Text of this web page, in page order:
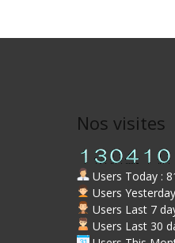
Nos visites
Users Today :
Users
Users Last 7
Users Last 30